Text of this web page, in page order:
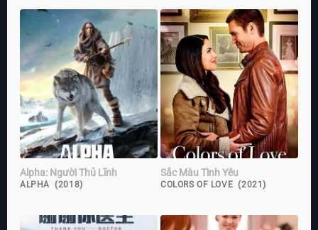
Alpha: Người Thủ Lĩnh
ALPHA (2018)
Sắc Màu Tình Yêu
COLORS OF LOVE (2021)